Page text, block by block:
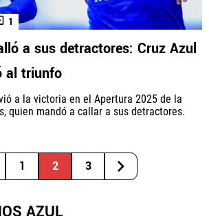
1
a sus detractores: Cruz Azul
al triunfo
a la victoria en el Apertura 2025 de la
quien mandó a callar a sus detractores.
1 2 3